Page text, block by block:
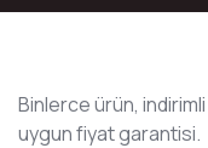
Binlerce ürün,
uygun fiyat garantisi.